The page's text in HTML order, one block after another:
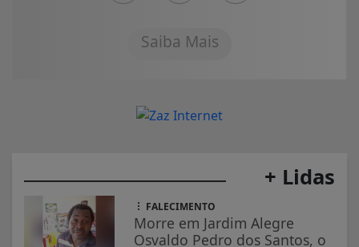
Saiba Mais
+ Lidas
FALECIMENTO
Morre em Jardim Alegre
Osvaldo Pedro dos Santos, o